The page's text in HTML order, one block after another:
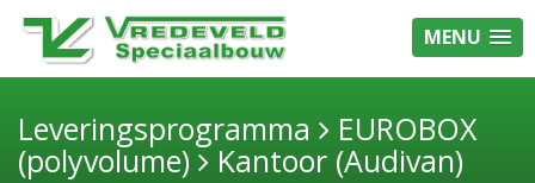
MENU
Leveringsprogramma EUROBOX
(polyvolume) Kantoor (Audivan)